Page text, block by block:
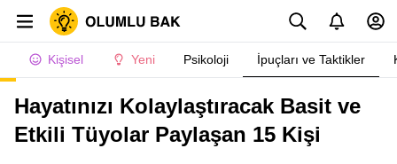
Kişisel Yeni Psikoloji İpuçları ve Taktikler
Hayatınızı Kolaylaştıracak Basit ve
Etkili Tüyolar Paylaşan 15 Kişi